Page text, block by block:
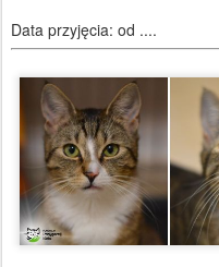
Data przyjęcia: od ....